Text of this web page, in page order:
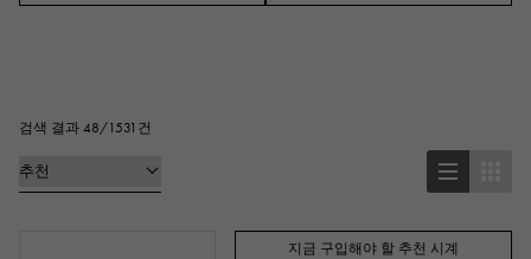
원형(라운드)
기타
검색 결과 48/1531건
지금 구입해야 할 추천 시계